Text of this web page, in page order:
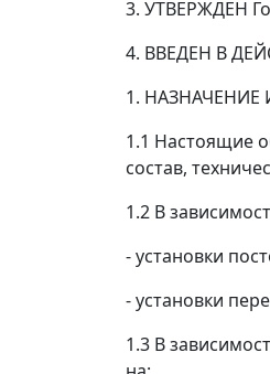
3. УТВЕРЖДЕН
4. ВВЕДЕН В
1. НАЗНАЧЕНИЕ
1.1 Настоящие
состав,
1.2 В
- установки
- установки
1.3 В